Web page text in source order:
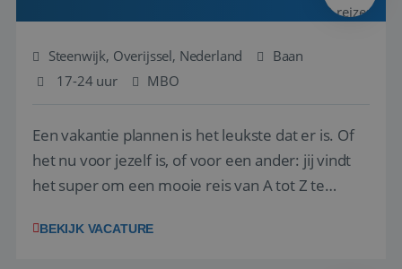
Steenwijk, Overijssel, Nederland
Baan
17-24 uur
MBO
Een vakantie plannen is het leukste dat er is. Of
het nu voor jezelf is, of voor een ander: jij vindt
het super om een mooie reis van A tot Z te
vakantiegangers de meest prachtige plekjes op
BEKIJK VACATURE